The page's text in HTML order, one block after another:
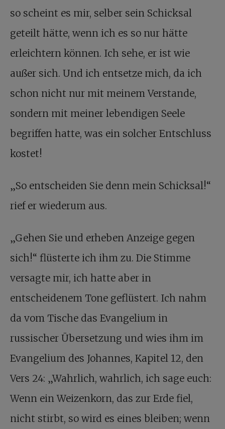
so scheint es mir, selber sein Schicksal
geteilt hätte, wenn ich es so nur hätte
erleichtern können. Ich sehe, er ist wie
außer sich. Und ich entsetze mich, da ich
schon nicht nur mit meinem Verstande,
sondern mit meiner lebendigen Seele
begriffen hatte, was ein solcher Entschluss
kostet!
„So entscheiden Sie denn mein Schicksal!“
rief er wiederum aus.
„Gehen Sie und erheben Anzeige gegen
sich!“ flüsterte ich ihm zu. Die Stimme
versagte mir, ich hatte aber in
entscheidenem Tone geflüstert. Ich nahm
da vom Tische das Evangelium in
russischer Übersetzung und wies ihm im
Evangelium des Johannes, Kapitel 12, den
Vers 24: „Wahrlich, wahrlich, ich sage euch:
Wenn ein Weizenkorn, das zur Erde fiel,
nicht stirbt, so wird es eines bleiben; wenn